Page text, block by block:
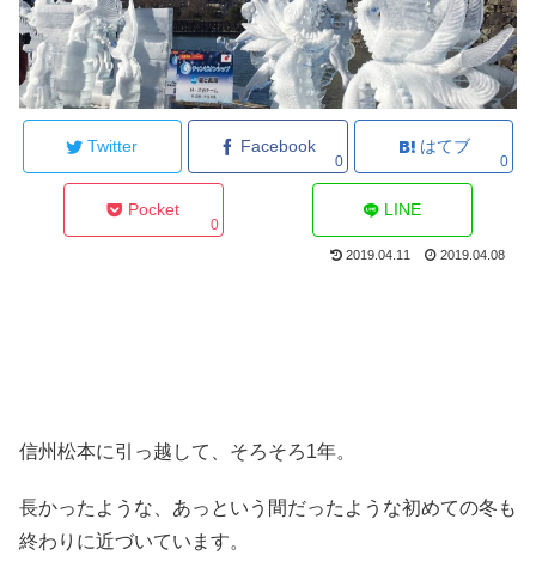
Twitter Facebook
0
はてブ
0
Pocket
0
LINE
2019.04.11 2019.04.08
信州松本に引っ越して、そろそろ1年。
長かったような、あっという間だったような初めての冬も
終わりに近づいています。